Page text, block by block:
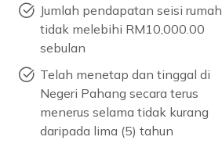
Jumlah pendapatan seisi rumah
tidak melebihi RM10,000.00
sebulan
Telah menetap dan tinggal di
Negeri Pahang secara terus
menerus selama tidak kurang
daripada lima (5) tahun